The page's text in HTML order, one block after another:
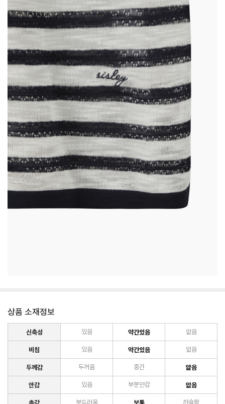
상품 소재정보
신축성 있음 약간있음 없음
비침 있음 약간있음 없음
두께감 두꺼움 중간 얇음
안감 있음 부분안감 없음
촉감 부드러움 보통 까슬함